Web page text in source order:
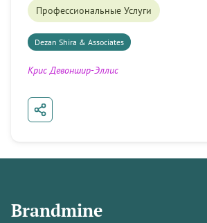
Профессиональные Услуги
Dezan Shira & Associates
Крис Девоншир-Эллис
Brandmine